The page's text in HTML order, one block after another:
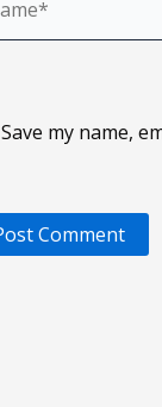
Save my name,